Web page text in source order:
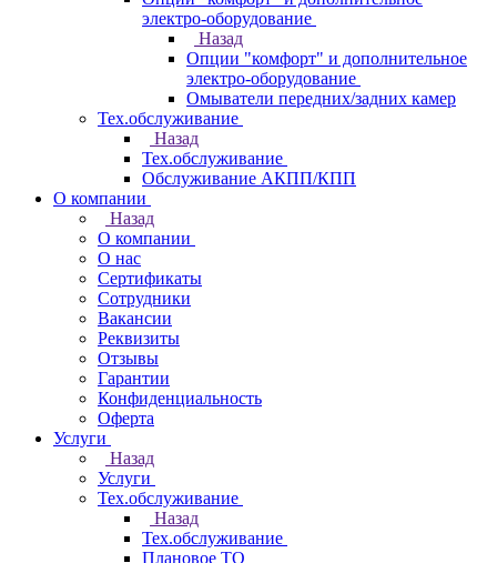
электро-оборудование
Назад
Опции "комфорт" и дополнительное
электро-оборудование
Омыватели передних/задних камер
Тех.обслуживание
Назад
Тех.обслуживание
Обслуживание АКПП/КПП
О компании
Назад
О компании
О нас
Сертификаты
Сотрудники
Вакансии
Реквизиты
Отзывы
Гарантии
Конфиденциальность
Оферта
Услуги
Назад
Услуги
Тех.обслуживание
Назад
Тех.обслуживание
Плановое ТО